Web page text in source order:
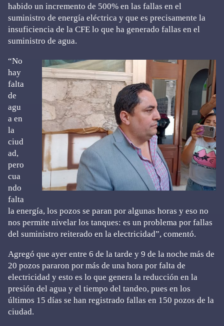
habido un incremento de 500% en las fallas en el
suministro de energía eléctrica y que es precisamente la
insuficiencia de la CFE lo que ha generado fallas en el
suministro de agua.
“No
hay
falta
de
agu
a en
la
ciud
ad,
pero
cua
ndo
falta
la energía, los pozos se paran por algunas horas y eso no
nos permite nivelar los tanques: es un problema por fallas
del suministro reiterado en la electricidad”, comentó.
Agregó que ayer entre 6 de la tarde y 9 de la noche más de
20 pozos pararon por más de una hora por falta de
electricidad y esto es lo que genera la reducción en la
presión del agua y el tiempo del tandeo, pues en los
últimos 15 días se han registrado fallas en 150 pozos de la
ciudad.